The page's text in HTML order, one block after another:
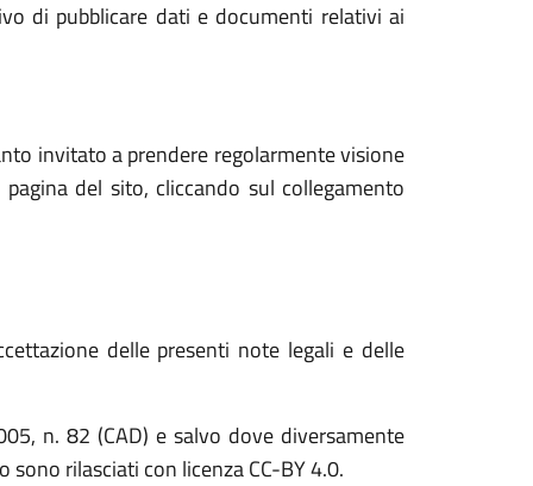
di pubblicare dati e documenti relativi ai
invitato a prendere regolarmente visione
del sito, cliccando sul collegamento
delle presenti note legali e delle
n. 82 (CAD) e salvo dove diversamente
rilasciati con licenza CC-BY 4.0.